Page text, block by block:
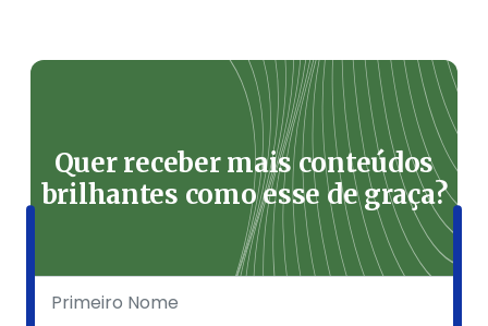
Quer receber mais conteúdos
brilhantes como esse de graça?